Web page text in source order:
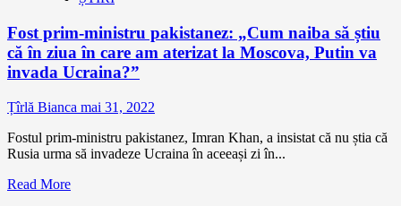
Fost prim-ministru pakistanez: „Cum naiba să știu
că în ziua în care am aterizat la Moscova, Putin va
invada Ucraina?”
Țîrlă Bianca mai 31, 2022
Fostul prim-ministru pakistanez, Imran Khan, a insistat că nu știa că
Rusia urma să invadeze Ucraina în aceeași zi în...
Read More